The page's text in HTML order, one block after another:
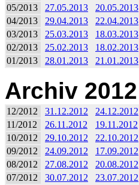
05/2013
27.05.2013 20.05.2013
04/2013
29.04.2013 22.04.2013
03/2013
25.03.2013 18.03.2013
02/2013
25.02.2013 18.02.2013
01/2013
28.01.2013 21.01.2013
Archiv 2012
12/2012 31.12.2012 24.12.2012
11/2012
26.11.2012 19.11.2012
10/2012
29.10.2012 22.10.2012
09/2012
24.09.2012 17.09.2012
08/2012
27.08.2012 20.08.2012
07/2012
30.07.2012 23.07.2012